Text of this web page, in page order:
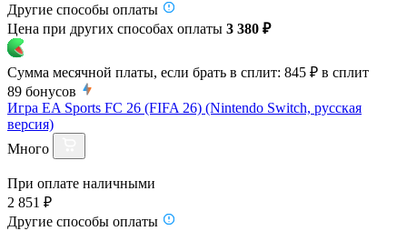
Другие способы оплаты
Цена при других способах оплаты 3 380 ₽
Сумма месячной платы, если брать в сплит: 845 ₽ в сплит
89 бонусов
Игра EA Sports FC 26 (FIFA 26) (Nintendo Switch, русская
версия)
Много
При оплате наличными
2 851 ₽
Другие способы оплаты